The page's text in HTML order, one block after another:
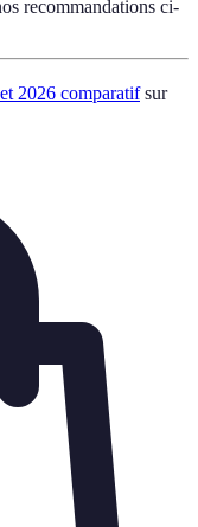
recommandations ci-
2026 comparatifsur